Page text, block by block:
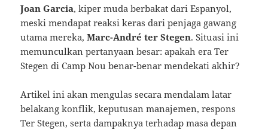
Joan Garcia, kiper muda berbakat dari Espanyol,
meski mendapat reaksi keras dari penjaga gawang
utama mereka,Marc-André ter Stegen. Situasi ini
memunculkan pertanyaan besar: apakah era Ter
Stegen di Camp Nou benar-benar mendekati akhir?
Artikel ini akan mengulas secara mendalam latar
belakang konflik, keputusan manajemen, respons
Ter Stegen, serta dampaknya terhadap masa depan